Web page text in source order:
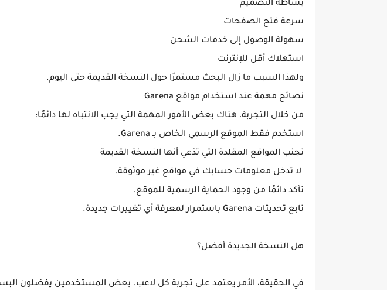
بساطة التصميم
سرعة فتح الصفحات
سهولة الوصول إلى خدمات الشحن
استهلاك أقل للإنترنت
ولهذا السبب ما زال البحث مستمرًا حول النسخة القديمة حتى اليوم.
نصائح مهمة عند استخدام مواقع Garena
من خلال التجربة، هناك بعض الأمور المهمة التي يجب الانتباه لها دائمًا:
استخدم فقط الموقع الرسمي الخاص بـ Garena.
تجنب المواقع المقلدة التي تدّعي أنها النسخة القديمة
لا تدخل معلومات حسابك في مواقع غير موثوقة.
تأكد دائمًا من وجود الحماية الرسمية للموقع.
تابع تحديثات Garena باستمرار لمعرفة أي تغييرات جديدة.
هل النسخة الجديدة أفضل؟
في الحقيقة، الأمر يعتمد على تجربة كل لاعب. بعض المستخدمين يفضلون